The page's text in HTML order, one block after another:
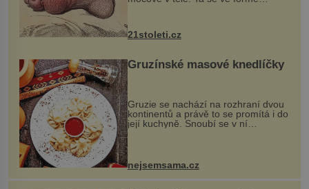
nohou, a způsobuje bole...
21stoleti.cz
Gruzínské masové knedlíčky
Gruzie se nachází na rozhraní dvou
kontinentů a právě to se promítá i do
její kuchyně. Snoubí se v ní
evropské a asijské chutě a díky tomu
pokrmy, které rozhodně st...
nejsemsama.cz